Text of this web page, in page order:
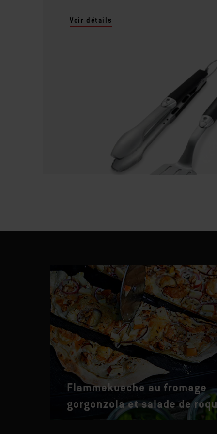
Voir détails
Flammekueche au fromage
gorgonzola et salade de